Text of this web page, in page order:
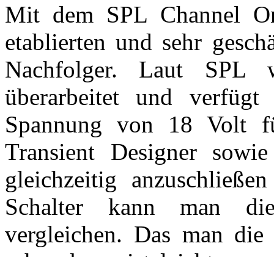
Mit dem SPL Channel
etablierten und sehr
Nachfolger. Laut SPL
überarbeitet und
Spannung von 18 Volt
Transient Designer
gleichzeitig
Schalter kann man
vergleichen. Das man